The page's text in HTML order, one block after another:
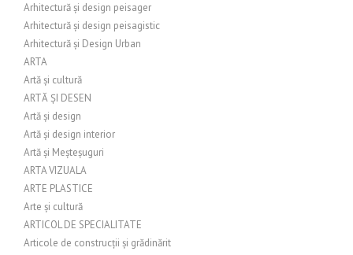
Arhitectură și design peisager
Arhitectură și design peisagistic
Arhitectură și Design Urban
ARTA
Artă și cultură
ARTĂ ȘI DESEN
Artă și design
Artă și design interior
Artă și Meșteșuguri
ARTA VIZUALA
ARTE PLASTICE
Arte și cultură
ARTICOL DE SPECIALITATE
Articole de construcții și grădinărit